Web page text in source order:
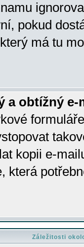
pokud
má tu
a obtížný
kopii e-
která
Záležitosti